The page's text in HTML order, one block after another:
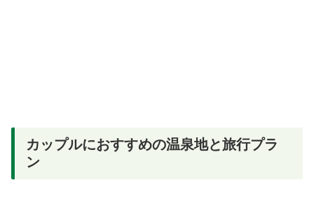
カップルにおすすめの温泉地と旅行プラ
ン